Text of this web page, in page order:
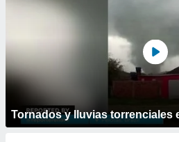
Tornados y lluvias torrenciales